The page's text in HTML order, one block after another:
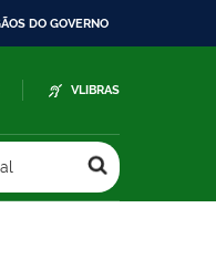
DO GOVERNO
VLIBRAS